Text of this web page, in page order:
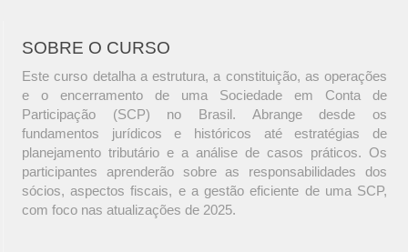
SOBRE O CURSO
Este curso detalha a estrutura, a constituição, as operações
e o encerramento de uma Sociedade em Conta de
Participação (SCP) no Brasil. Abrange desde os
fundamentos jurídicos e históricos até estratégias de
planejamento tributário e a análise de casos práticos. Os
participantes aprenderão sobre as responsabilidades dos
sócios, aspectos fiscais, e a gestão eficiente de uma SCP,
com foco nas atualizações de 2025.